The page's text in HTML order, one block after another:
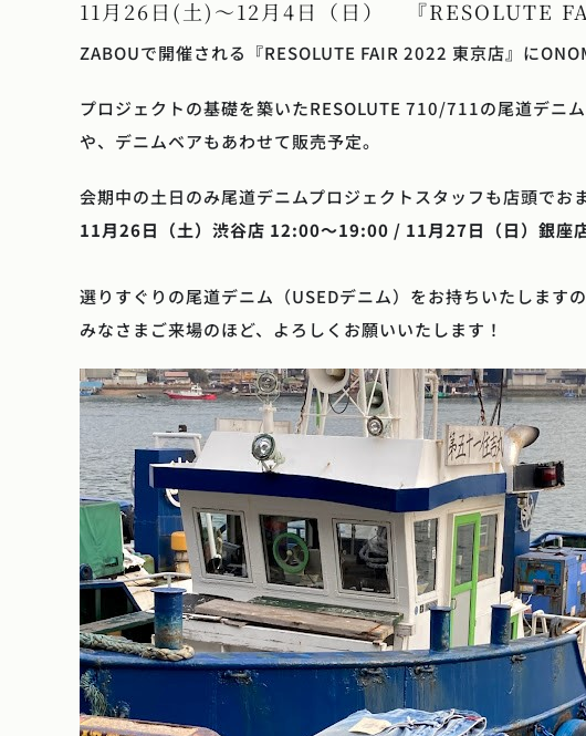
11月26日(土)～12月4日（日） 『RESOLUTE
ZABOUで開催される『RESOLUTE FAIR 2022 東京店』に
プロジェクトの基礎を築いたRESOLUTE 710/711の尾道デニ
や、デニムベアもあわせて販売予定。
会期中の土日のみ尾道デニムプロジェクトスタッフも店頭でお
11月26日（土）渋谷店 12:00〜19:00 / 11月27日（日）銀座
選りすぐりの尾道デニム（USEDデニム）をお持ちいたしますの
みなさまご来場のほど、よろしくお願いいたします！